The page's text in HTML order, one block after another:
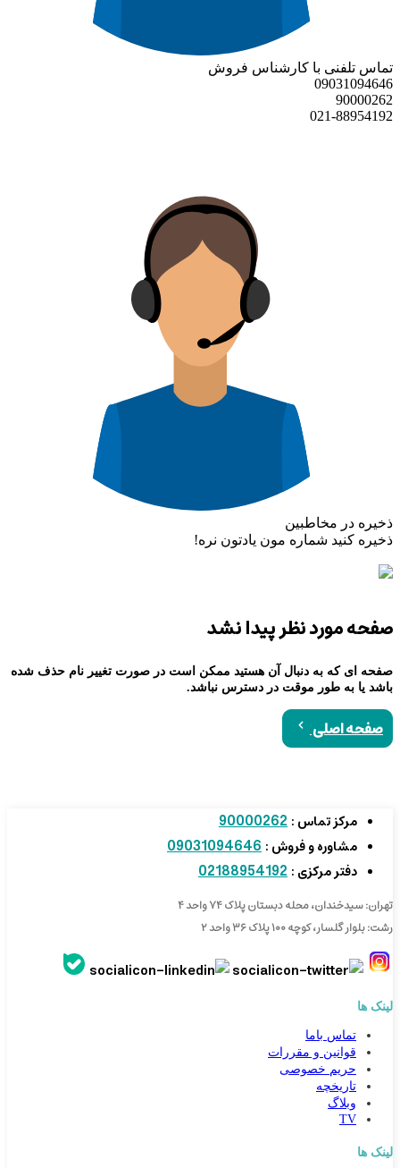
تماس تلفنی با کارشناس فروش
09031094646
90000262
021-88954192
ذخیره در مخاطبین
ذخیره کنید شماره مون یادتون نره!
صفحه مورد نظر پیدا نشد
صفحه ای که به دنبال آن هستید ممکن است در صورت تغییر نام حذف شده
باشد یا به طور موقت در دسترس نباشد.
صفحه اصلی
مرکز تماس : 90000262
مشاوره و فروش : 09031094646
دفتر مرکزی : 02188954192
تهران: سیدخندان، محله دبستان پلاک ۷۴ واحد ۴
رشت: بلوار گلسار، کوچه ۱۰۰ پلاک ۳۶ واحد ۲
لینک ها
تماس باما
قوانین و مقررات
حریم خصوصی
تاریخچه
وبلاگ
TV
لینک ها